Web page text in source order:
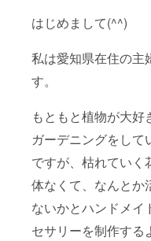
はじめまして(^^)
私は愛知県在住の主
す。
もともと植物が大好
ガーデニングをして
ですが、枯れていく
体なくて、なんとか
ないかとハンドメイ
セサリーを制作する